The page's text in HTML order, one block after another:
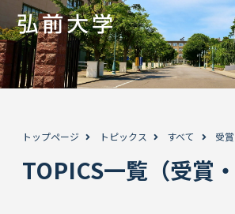
トップページ トピックス すべて 受
TOPICS一覧（受賞・